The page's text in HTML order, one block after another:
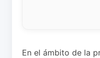
En el ámbito de la